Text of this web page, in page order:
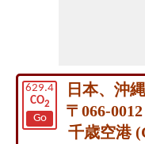
629.4
CO2
Go
日本、沖
〒066-
千歳空港